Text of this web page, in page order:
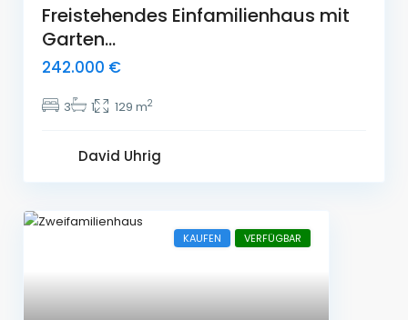
Freistehendes Einfamilienhaus mit
Garten...
242.000 €
3 1 129 m2
David Uhrig
KAUFEN VERFÜGBAR